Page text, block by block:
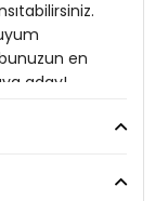
en
aday!